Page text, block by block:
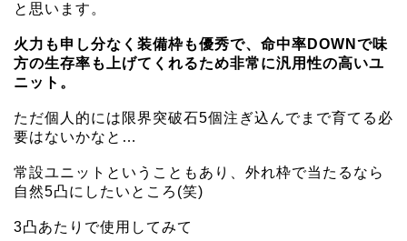
と思います。
火力も申し分なく装備枠も優秀で、命中率DOWNで味
方の生存率も上げてくれるため非常に汎用性の高いユ
ニット。
ただ個人的には限界突破石5個注ぎ込んでまで育てる必
要はないかなと…
常設ユニットということもあり、外れ枠で当たるなら
自然5凸にしたいところ(笑)
3凸あたりで使用してみて